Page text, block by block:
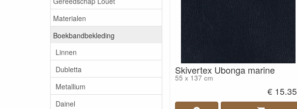
Materialen
Boekbandbekleding
Linnen
Dubletta
Metallium
Dainel
Skivertex Ubonga marine
55 x 137 cm
€ 15.35